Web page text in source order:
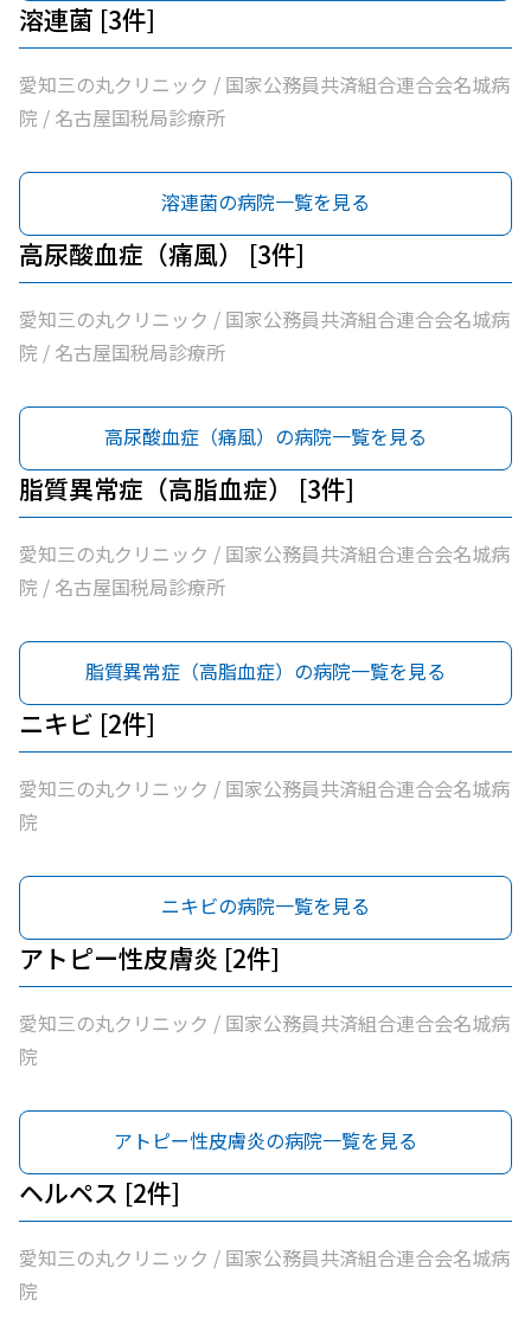
溶連菌 [3件]
愛知三の丸クリニック / 国家公務員共済組合連合会名城病
院 / 名古屋国税局診療所
溶連菌の病院一覧を見る
高尿酸血症（痛風） [3件]
愛知三の丸クリニック / 国家公務員共済組合連合会名城病
院 / 名古屋国税局診療所
高尿酸血症（痛風）の病院一覧を見る
脂質異常症（高脂血症） [3件]
愛知三の丸クリニック / 国家公務員共済組合連合会名城病
院 / 名古屋国税局診療所
脂質異常症（高脂血症）の病院一覧を見る
ニキビ [2件]
愛知三の丸クリニック / 国家公務員共済組合連合会名城病
院
ニキビの病院一覧を見る
アトピー性皮膚炎 [2件]
愛知三の丸クリニック / 国家公務員共済組合連合会名城病
院
アトピー性皮膚炎の病院一覧を見る
ヘルペス [2件]
愛知三の丸クリニック / 国家公務員共済組合連合会名城病
院